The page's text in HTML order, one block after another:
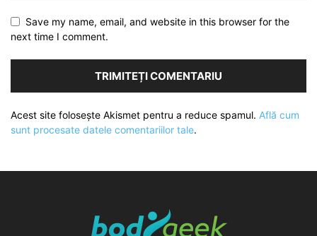
Save my name, email, and website in this browser for the
next time I comment.
Acest site folosește Akismet pentru a reduce spamul. Află cum
sunt procesate datele comentariilor tale.